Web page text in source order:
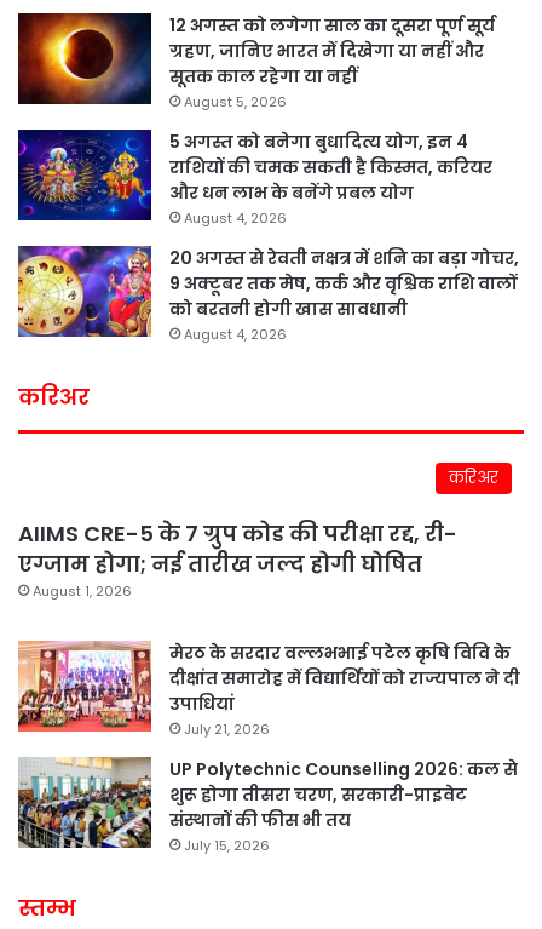
12 अगस्त को लगेगा साल का दूसरा पूर्ण सूर्य
ग्रहण, जानिए भारत में दिखेगा या नहीं और
सूतक काल रहेगा या नहीं
August 5, 2026
5 अगस्त को बनेगा बुधादित्य योग, इन 4
राशियों की चमक सकती है किस्मत, करियर
और धन लाभ के बनेंगे प्रबल योग
August 4, 2026
20 अगस्त से रेवती नक्षत्र में शनि का बड़ा गोचर,
9 अक्टूबर तक मेष, कर्क और वृश्चिक राशि वालों
को बरतनी होगी खास सावधानी
August 4, 2026
करिअर
करिअर
AIIMS CRE-5 के 7 ग्रुप कोड की परीक्षा रद्द, री-
एग्जाम होगा; नई तारीख जल्द होगी घोषित
August 1, 2026
मेरठ के सरदार वल्लभभाई पटेल कृषि विवि के
दीक्षांत समारोह में विद्यार्थियों को राज्यपाल ने दी
उपाधियां
July 21, 2026
UP Polytechnic Counselling 2026: कल से
शुरू होगा तीसरा चरण, सरकारी-प्राइवेट
संस्थानों की फीस भी तय
July 15, 2026
स्तम्भ